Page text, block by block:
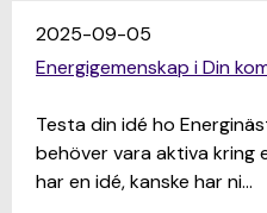
2025-09-05
Energigemenskap i Din
Testa din idé ho
behöver vara aktiva kring
har en idé, kanske har ni…